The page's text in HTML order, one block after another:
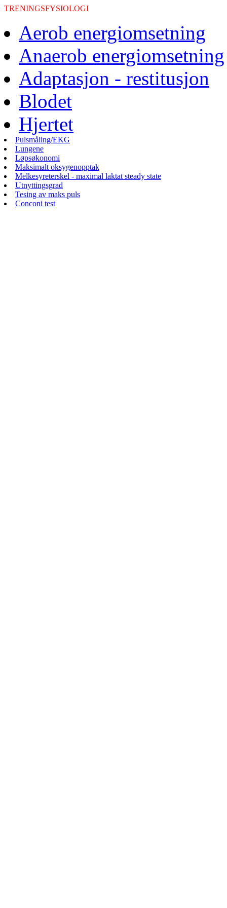
TRENINGSFYSIOLOGI
Aerob energiomsetning
Anaerob energiomsetning
Adaptasjon - restitusjon
Blodet
Hjertet
Pulsmåling/EKG
Lungene
Løpsøkonomi
Maksimalt oksygenopptak
Melkesyreterskel - maximal laktat steady state
Utnyttingsgrad
Tesing av maks puls
Conconi test